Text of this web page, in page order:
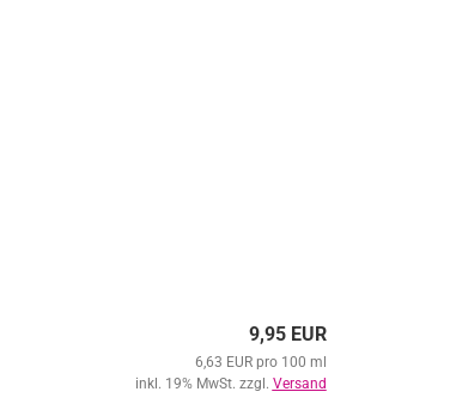
9,95 EUR
6,63 EUR pro 100 ml
inkl. 19% MwSt. zzgl. Versand